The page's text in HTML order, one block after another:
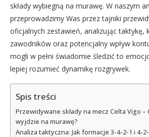
składy wybiegną na murawę. W naszym
przeprowadzimy Was przez tajniki
oficjalnych zestawień, analizując taktykę,
zawodników oraz potencjalny wpływ
mogli w pełni świadomie śledzić to
lepiej rozumieć dynamikę rozgrywek.
Spis treści
Przewidywane składy na mecz Celta Vigo –
wyjdzie na murawę?
Analiza taktyczna: Jak formacje 3-4-2-1 i 4-